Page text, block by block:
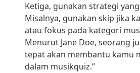
Ketiga, gunakan strategi
Misalnya, gunakan skip jika
atau fokus pada kategori
Menurut Jane Doe, seorang
tepat akan membantu kamu
dalam musikquiz.”